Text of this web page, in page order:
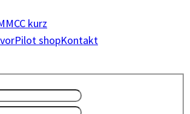
MCC kurz
Pilot shopKontakt